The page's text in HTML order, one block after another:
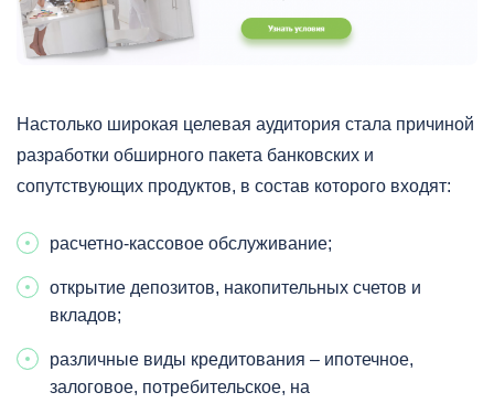
Настолько широкая целевая аудитория стала причиной
разработки обширного пакета банковских и
сопутствующих продуктов, в состав которого входят:
расчетно-кассовое обслуживание;
открытие депозитов, накопительных счетов и
вкладов;
различные виды кредитования – ипотечное,
залоговое, потребительское, на